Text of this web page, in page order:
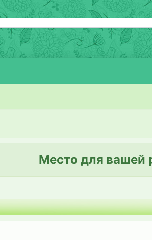
Место для вашей